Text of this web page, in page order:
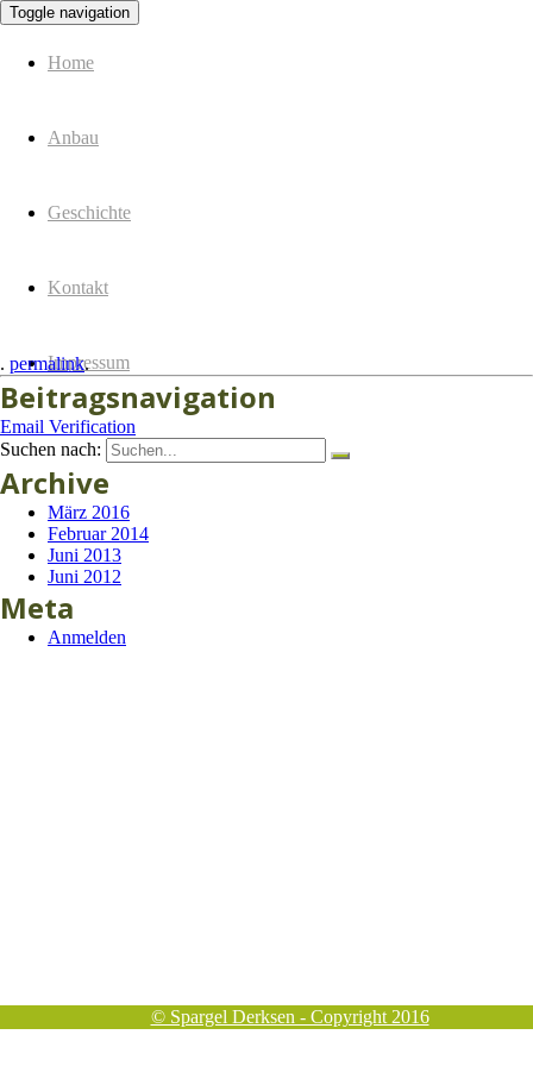
Toggle navigation
Home
Anbau
Geschichte
Kontakt
Impressum
. permalink.
Beitragsnavigation
Email Verification
Suchen nach:
Archive
März 2016
Februar 2014
Juni 2013
Juni 2012
Meta
Anmelden
© Spargel Derksen - Copyright 2016